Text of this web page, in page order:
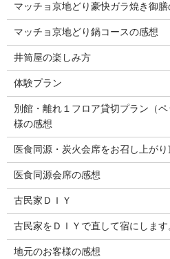
マッチョ京地どり豪快ガラ焼き御膳
マッチョ京地どり鍋コースの感想
井筒屋の楽しみ方
体験プラン
別館・離れ１フロア貸切プラン（
様の感想
医食同源・炭火会席をお召し上が
医食同源会席の感想
古民家ＤＩＹ
古民家をＤＩＹで直して宿にします
地元のお客様の感想